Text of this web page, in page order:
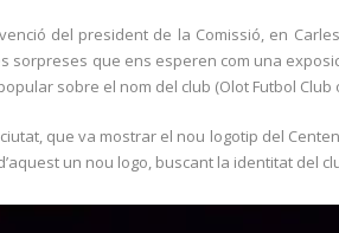
del president de la Comissió, en
que ens esperen com una
sobre el nom del club (Olot Futbol Club
que va mostrar el nou logotip del
un nou logo, buscant la identitat del